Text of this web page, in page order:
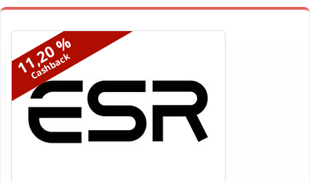
11,20 %
Cashback